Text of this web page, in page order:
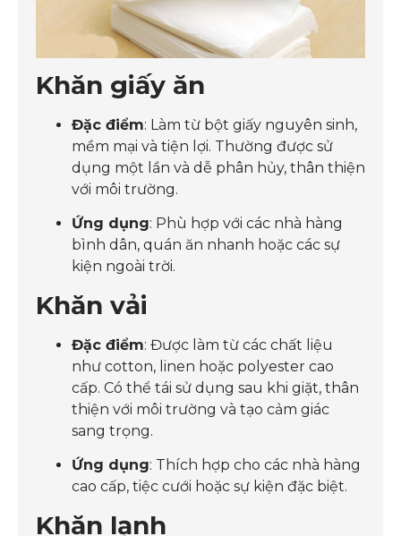
Khăn giấy ăn
Đặc điểm: Làm từ bột giấy nguyên sinh,
mềm mại và tiện lợi. Thường được sử
dụng một lần và dễ phân hủy, thân thiện
với môi trường.
Ứng dụng: Phù hợp với các nhà hàng
bình dân, quán ăn nhanh hoặc các sự
kiện ngoài trời.
Khăn vải
Đặc điểm: Được làm từ các chất liệu
như cotton, linen hoặc polyester cao
cấp. Có thể tái sử dụng sau khi giặt, thân
thiện với môi trường và tạo cảm giác
sang trọng.
Ứng dụng: Thích hợp cho các nhà hàng
cao cấp, tiệc cưới hoặc sự kiện đặc biệt.
Khăn lạnh